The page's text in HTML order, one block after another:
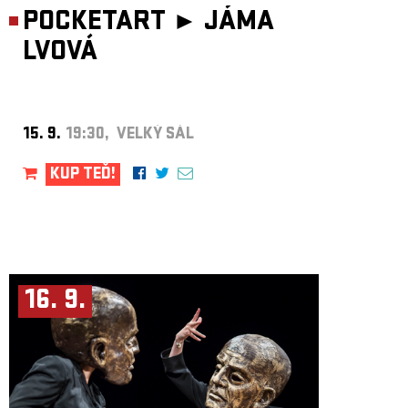
POCKETART ► JÁMA
LVOVÁ
15. 9. 19:30, VELKÝ SÁL
KUP TEĎ!
16. 9.